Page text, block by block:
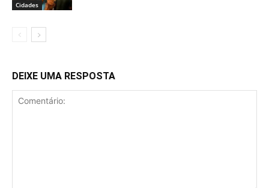
Cidades
DEIXE UMA RESPOSTA